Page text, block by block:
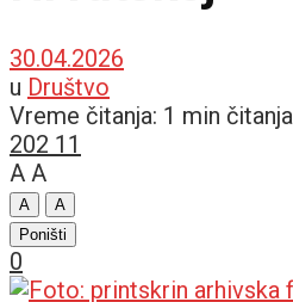
30.04.2026
u Društvo
Vreme čitanja: 1 min čitanja
202 11
A A
A
A
Poništi
0